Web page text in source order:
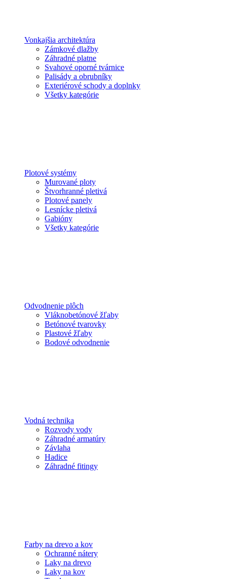
Vonkajšia architektúra
Zámkové dlažby
Záhradné platne
Svahové oporné tvárnice
Palisády a obrubníky
Exteriérové schody a doplnky
Všetky kategórie
Plotové systémy
Murované ploty
Štvorhranné pletivá
Plotové panely
Lesnícke pletivá
Gabióny
Všetky kategórie
Odvodnenie plôch
Vláknobetónové žľaby
Betónové tvarovky
Plastové žľaby
Bodové odvodnenie
Vodná technika
Rozvody vody
Záhradné armatúry
Závlaha
Hadice
Záhradné fitingy
Farby na drevo a kov
Ochranné nátery
Laky na drevo
Laky na kov